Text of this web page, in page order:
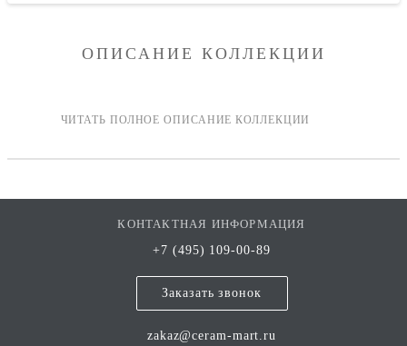
ОПИСАНИЕ КОЛЛЕКЦИИ
КОНТАКТНАЯ ИНФОРМАЦИЯ
+7 (495) 109-00-89
Заказать звонок
zakaz@ceram-mart.ru